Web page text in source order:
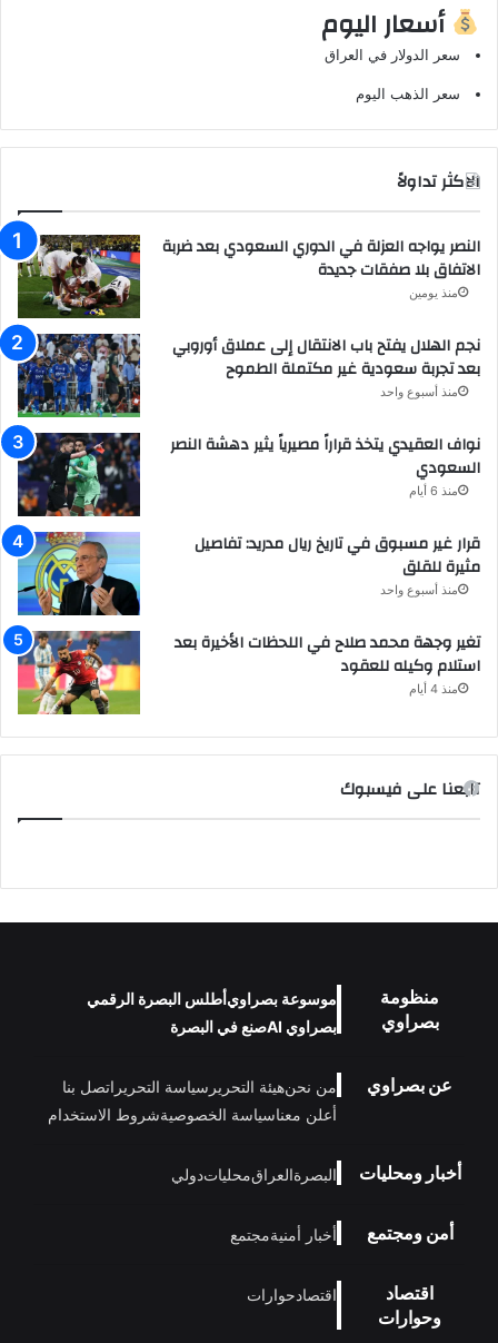
أسعار اليوم
سعر الدولار في العراق
سعر الذهب اليوم
الاكثر تداولاً
النصر يواجه العزلة في الدوري السعودي بعد ضربة
الاتفاق بلا صفقات جديدة
منذ يومين
نجم الهلال يفتح باب الانتقال إلى عملاق أوروبي
بعد تجربة سعودية غير مكتملة الطموح
منذ أسبوع واحد
نواف العقيدي يتخذ قراراً مصيرياً يثير دهشة النصر
السعودي
منذ 6 أيام
قرار غير مسبوق في تاريخ ريال مدريد: تفاصيل
مثيرة للقلق
منذ أسبوع واحد
تغير وجهة محمد صلاح في اللحظات الأخيرة بعد
استلام وكيله للعقود
منذ 4 أيام
تابعنا على فيسبوك
منظومة
بصراوي
موسوعة بصراويأطلس البصرة الرقمي
بصراوي AI
صنع في البصرة
عن بصراوي من نحنهيئة التحرير سياسة التحرير اتصل بنا
أعلن معناسياسة الخصوصيةشروط الاستخدام
أخبار ومحليات البصرةالعراقمحلياتدولي
أمن ومجتمع أخبار أمنيةمجتمع
اقتصاد
وحوارات
اقتصادحوارات